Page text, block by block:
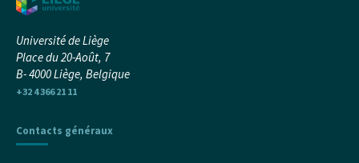
Université de Liège
Place du 20-Août, 7
B- 4000 Liège, Belgique
+32 4 366 21 11
Contacts généraux